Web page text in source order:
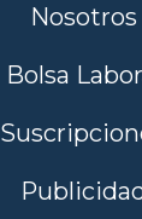
Nosotros
Bolsa